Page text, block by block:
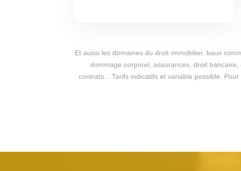
Et aussi les domaines du droit immobilier, baux
dommage corporel, assurances, droit
contrats... Tarifs indicatifs et variable possible.